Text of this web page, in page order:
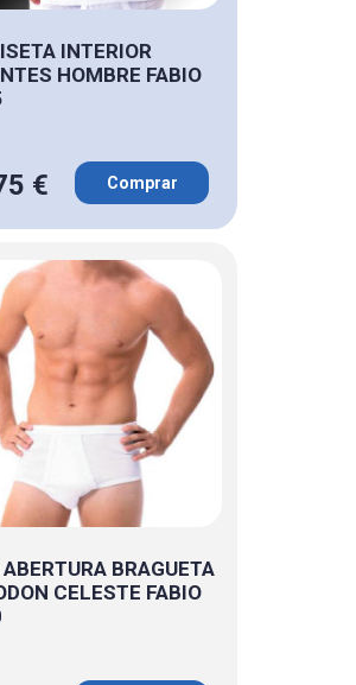
INTERIOR
HOMBRE FABIO
€ Comprar
BRAGUETA
CELESTE FABIO